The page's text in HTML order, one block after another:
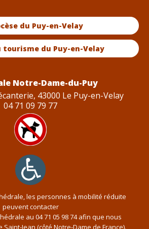
du Puy-en-Velay
tourisme du Puy-en-Velay
Notre-Dame-du-Puy
43000 Le Puy-en-Velay
04 71 09 79 77
les personnes à mobilité réduite
peuvent contacter
au 04 71 05 98 74afin que nous
Jean (côté Notre-Dame de France).